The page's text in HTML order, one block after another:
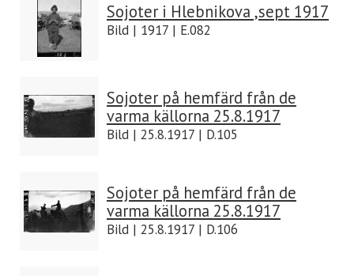
Sojoter i Hlebnikova ,sept 1917
Bild | 1917 | E.082
Sojoter på hemfärd från de
varma källorna 25.8.1917
Bild | 25.8.1917 | D.105
Sojoter på hemfärd från de
varma källorna 25.8.1917
Bild | 25.8.1917 | D.106